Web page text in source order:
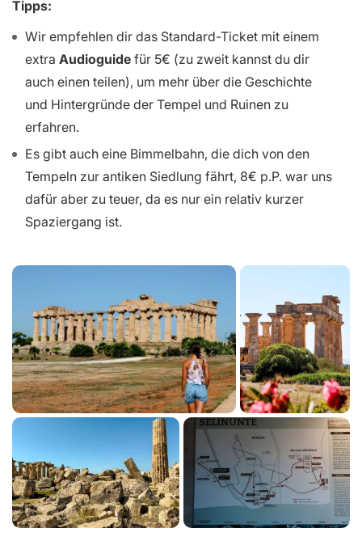
Tipps:
Wir empfehlen dir das Standard-Ticket mit einem
extra Audioguide für 5€ (zu zweit kannst du dir
auch einen teilen), um mehr über die Geschichte
und Hintergründe der Tempel und Ruinen zu
erfahren.
Es gibt auch eine Bimmelbahn, die dich von den
Tempeln zur antiken Siedlung fährt, 8€ p.P. war uns
dafür aber zu teuer, da es nur ein relativ kurzer
Spaziergang ist.